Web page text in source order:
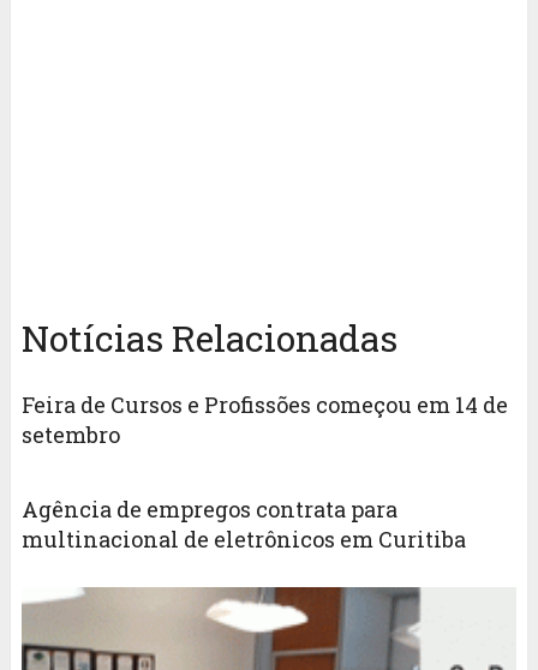
Notícias Relacionadas
Feira de Cursos e Profissões começou em 14 de
setembro
Agência de empregos contrata para
multinacional de eletrônicos em Curitiba